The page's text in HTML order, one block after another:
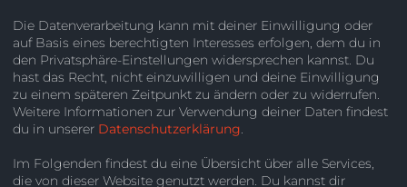
RED DOT APP
NATIVE APP IOS ANDROID DESIGN
DerRed Dot
Design Award ist der führende Award in
der Welt des Designs. Bereits seit 1954 zeichnet er
Produkte in unterschiedlichen Kategorien aus. Um
Interessenten diese Produkte näher zu bringen und
Ausgezeichneten eine zusätzliche Plattform zu bieten,
Die Datenverarbeitung kann mit deiner Einwilligung oder
auf Basis eines berechtigten Interesses erfolgen, dem du in
den Privatsphäre-Einstellungen widersprechen kannst. Du
hast das Recht, nicht einzuwilligen und deine Einwilligung
zu einem späteren Zeitpunkt zu ändern oder zu widerrufen.
Weitere Informationen zur Verwendung deiner Daten findest
du in unserer Datenschutzerklärung.
Im Folgenden findest du eine Übersicht über alle Services,
die von dieser Website genutzt werden. Du kannst dir